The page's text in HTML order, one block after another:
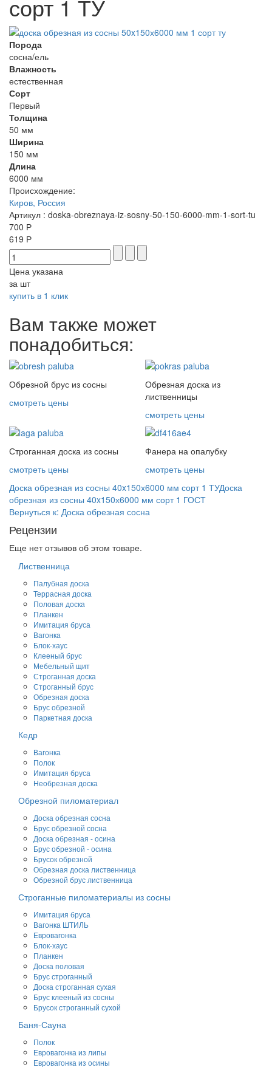
сорт 1 ТУ
Порода
сосна/ель
Влажность
естественная
Сорт
Первый
Толщина
50 мм
Ширина
150 мм
Длина
6000 мм
Происхождение:
Киров, Россия
Артикул : doska-obreznaya-iz-sosny-50-150-6000-mm-1-sort-tu
700 Р
619 Р
Цена указана
за шт
купить в 1 клик
Вам также может
понадобиться:
Обрезной брус из сосны
смотреть цены
Обрезная доска из
лиственницы
смотреть цены
Строганная доска из сосны
смотреть цены
Фанера на опалубку
смотреть цены
Доска обрезная из сосны 40x150х6000 мм сорт 1 ТУДоска
обрезная из сосны 40x150х6000 мм сорт 1 ГОСТ
Вернуться к: Доска обрезная сосна
Рецензии
Еще нет отзывов об этом товаре.
Лиственница
Палубная доска
Террасная доска
Половая доска
Планкен
Имитация бруса
Вагонка
Блок-хаус
Клееный брус
Мебельный щит
Строганная доска
Строганный брус
Обрезная доска
Брус обрезной
Паркетная доска
Кедр
Вагонка
Полок
Имитация бруса
Необрезная доска
Обрезной пиломатериал
Доска обрезная сосна
Брус обрезной сосна
Доска обрезная - осина
Брус обрезной - осина
Брусок обрезной
Обрезная доска лиственница
Обрезной брус лиственница
Строганные пиломатериалы из сосны
Имитация бруса
Вагонка ШТИЛЬ
Евровагонка
Блок-хаус
Планкен
Доска половая
Брус строганный
Доска строганная сухая
Брус клееный из сосны
Брусок строганный сухой
Баня-Сауна
Полок
Евровагонка из липы
Евровагонка из осины